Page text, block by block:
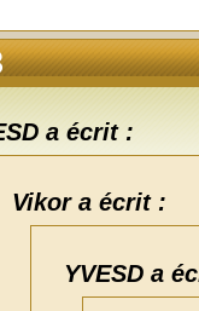
a écrit :
Vikor a écrit :
YVESD a